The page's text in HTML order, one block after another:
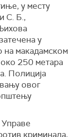
у месту
С. Б.,
у
на макадамском
250 метара
Полиција
овог
криминала,